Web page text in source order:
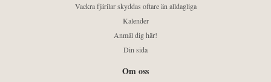
Vackra fjärilar skyddas oftare än alldagliga
Kalender
Anmäl dig här!
Din sida
Om oss